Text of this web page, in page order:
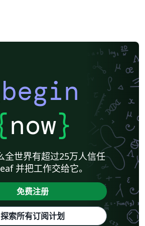
now}
全世界有超过25万人信任
并把工作交给它。
免费注册
探索所有订阅计划